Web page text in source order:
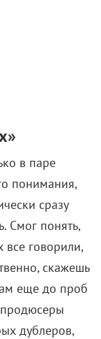
в паре
понимания,
сразу
Смог понять,
все говорили,
скажешь
еще до проб
продюсеры
дублеров,